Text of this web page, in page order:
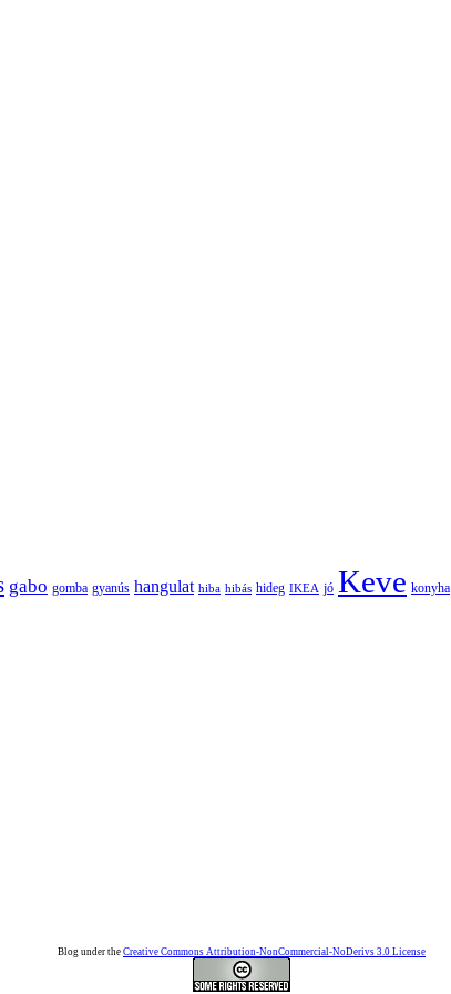
gabo gomba gyanús hangulat hiba hibás hideg IKEA jó Keve konyha
Blog under the Creative Commons Attribution-NonCommercial-NoDerivs 3.0 License